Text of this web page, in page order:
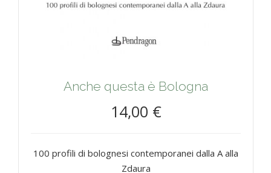
Anche questa è Bologna
14,00 €
100 profili di bolognesi contemporanei dalla A alla
Zdaura